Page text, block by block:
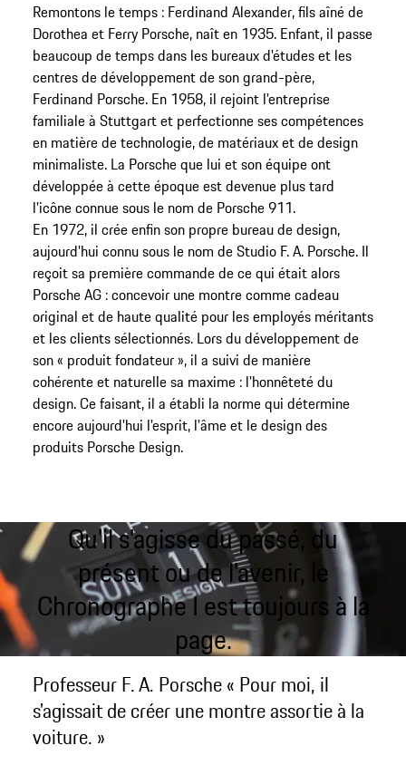
Remontons le temps : Ferdinand Alexander, fils aîné de
Dorothea et Ferry Porsche, naît en 1935. Enfant, il passe
beaucoup de temps dans les bureaux d'études et les
centres de développement de son grand-père,
Ferdinand Porsche. En 1958, il rejoint l'entreprise
familiale à Stuttgart et perfectionne ses compétences
en matière de technologie, de matériaux et de design
minimaliste. La Porsche que lui et son équipe ont
développée à cette époque est devenue plus tard
l'icône connue sous le nom de Porsche 911.
En 1972, il crée enfin son propre bureau de design,
aujourd'hui connu sous le nom de Studio F. A. Porsche. Il
reçoit sa première commande de ce qui était alors
Porsche AG : concevoir une montre comme cadeau
original et de haute qualité pour les employés méritants
et les clients sélectionnés. Lors du développement de
son « produit fondateur », il a suivi de manière
cohérente et naturelle sa maxime : l'honnêteté du
design. Ce faisant, il a établi la norme qui détermine
encore aujourd'hui l'esprit, l'âme et le design des
produits Porsche Design.
Qu'il s'agisse du passé, du
présent ou de l'avenir, le
Chronographe I est toujours à la
page.
Professeur F. A. Porsche « Pour moi, il
s'agissait de créer une montre assortie à la
voiture. »